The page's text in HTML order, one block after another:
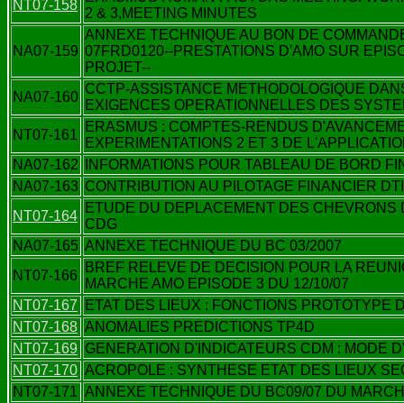
NT07-158
2 & 3,MEETING MINUTES
NA07-159
ANNEXE TECHNIQUE AU BON DE
07FRD0120--PRESTATIONS D'AMO SUR
PROJET--
NA07-160
CCTP-ASSISTANCE METHODOLOGIQUE
EXIGENCES OPERATIONNELLES DES
NT07-161
ERASMUS : COMPTES-RENDUS
EXPERIMENTATIONS 2 ET 3 DE
NA07-162
INFORMATIONS POUR TABLEAU DE BORD
NA07-163 CONTRIBUTION AU PILOTAGE FINANCIER
NT07-164
ETUDE DU DEPLACEMENT DES CHEVRONS
CDG
NA07-165 ANNEXE TECHNIQUE DU BC 03/2007
NT07-166
BREF RELEVE DE DECISION POUR LA
MARCHE AMO EPISODE 3 DU 12/10/07
NT07-167
ETAT DES LIEUX : FONCTIONS PROTOTYPE
NT07-168 ANOMALIES PREDICTIONS TP4D
NT07-169 GENERATION D'INDICATEURS CDM : MODE
NT07-170 ACROPOLE : SYNTHESE ETAT DES LIEUX
NT07-171 ANNEXE TECHNIQUE DU BC09/07 DU